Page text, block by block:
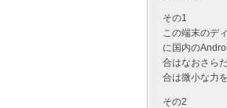
その1
この端末のデ
に国内の
合はなおさら
合は微小な力
その2